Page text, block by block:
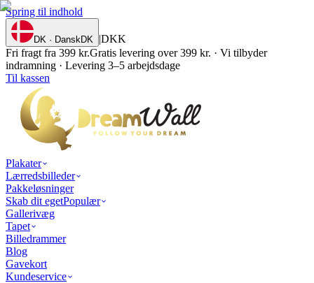
Spring til indhold
DK · DanskDK |DKK
Fri fragt fra 399 kr.Gratis levering over 399 kr. · Vi tilbyder
indramning · Levering 3–5 arbejdsdage
Til kassen
Plakater
Lærredsbilleder
Pakkeløsninger
Skab dit egetPopulær
Gallerivæg
Tapet
Billedrammer
Blog
Gavekort
Kundeservice